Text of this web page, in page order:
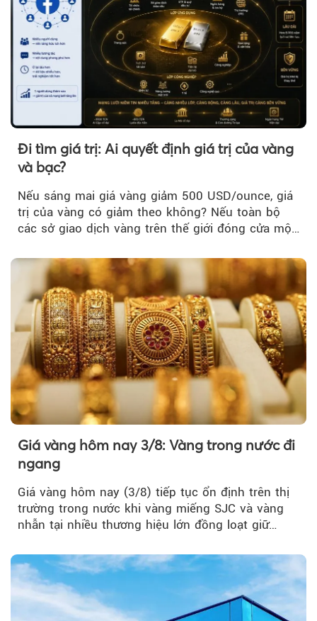
Đi tìm giá trị: Ai quyết định giá trị của vàng
và bạc?
Nếu sáng mai giá vàng giảm 500 USD/ounce, giá
trị của vàng có giảm theo không? Nếu toàn bộ
các sở giao dịch vàng trên thế giới đóng cửa một
Giá vàng hôm nay 3/8: Vàng trong nước đi
ngang
Giá vàng hôm nay (3/8) tiếp tục ổn định trên thị
trường trong nước khi vàng miếng SJC và vàng
nhẫn tại nhiều thương hiệu lớn đồng loạt giữ